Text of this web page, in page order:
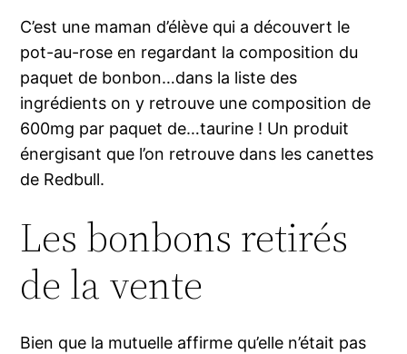
C’est une maman d’élève qui a découvert le
pot-au-rose en regardant la composition du
paquet de bonbon…dans la liste des
ingrédients on y retrouve une composition de
600mg par paquet de…taurine ! Un produit
énergisant que l’on retrouve dans les canettes
de Redbull.
Les bonbons retirés
de la vente
Bien que la mutuelle affirme qu’elle n’était pas